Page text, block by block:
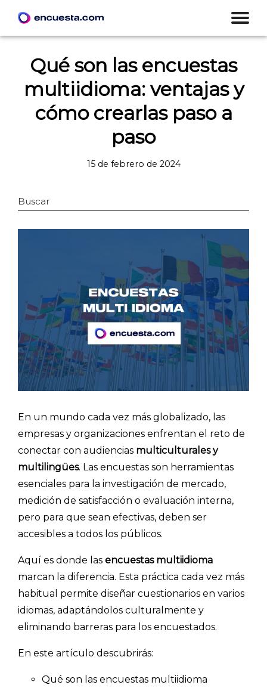
Qué son las encuestas
multiidioma: ventajas y
cómo crearlas paso a
paso
15 de febrero de 2024
Buscar
En un mundo cada vez más globalizado, las
empresas y organizaciones enfrentan el reto de
conectar con audiencias multiculturales y
multilingües. Las encuestas son herramientas
esenciales para la investigación de mercado,
medición de satisfacción o evaluación interna,
pero para que sean efectivas, deben ser
accesibles a todos los públicos.
Aquí es donde las encuestas multiidioma
marcan la diferencia. Esta práctica cada vez más
habitual permite diseñar cuestionarios en varios
idiomas, adaptándolos culturalmente y
eliminando barreras para los encuestados.
En este artículo descubrirás:
Qué son las encuestas multiidioma